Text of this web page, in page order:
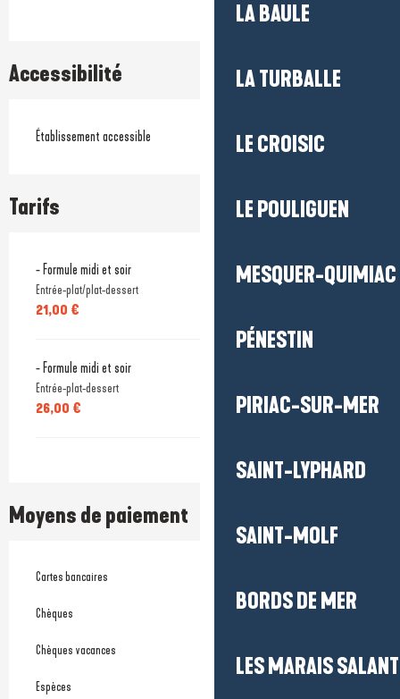
LA BAULE
LA TURBALLE
LE CROISIC
LE POULIGUEN
MESQUER-QUIMIAC
PÉNESTIN
PIRIAC-SUR-MER
SAINT-LYPHARD
SAINT-MOLF
BORDS DE MER
LES MARAIS
Accessibilité
Établissement accessible
Tarifs
Tarifs 2026
- Formule midi et soir
Entrée-plat/plat-dessert
21,00 €
- Formule midi et soir
Entrée-plat-dessert
26,00 €
Moyens de paiement
Cartes bancaires
Chèques
Chèques vacances
Espèces